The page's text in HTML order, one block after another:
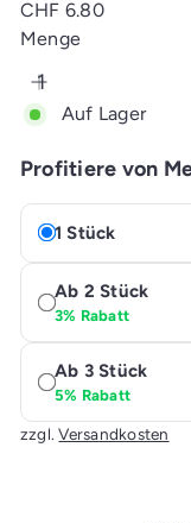
Normaler
Preis
CHF 6.80
Menge
Auf Lager
Profitiere von
1 Stück
Ab 2 Stück
3% Rabatt
Ab 3 Stück
5% Rabatt
zzgl.Versandkosten